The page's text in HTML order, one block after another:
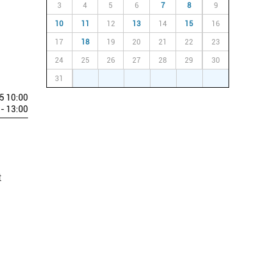
10:00
- 13:00
3 4 5 6 7 8 9
10 11 12 13 14 15 16
17 18 19 20 21 22 23
24 25 26 27 28 29 30
31